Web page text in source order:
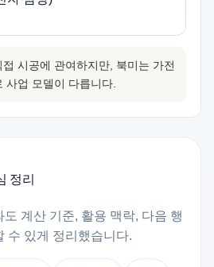
시공에 관여하지만, 북미는 가전
사업 모델이 다릅니다.
정리
계산 기준, 활용 맥락, 다음 행
수 있게 정리했습니다.